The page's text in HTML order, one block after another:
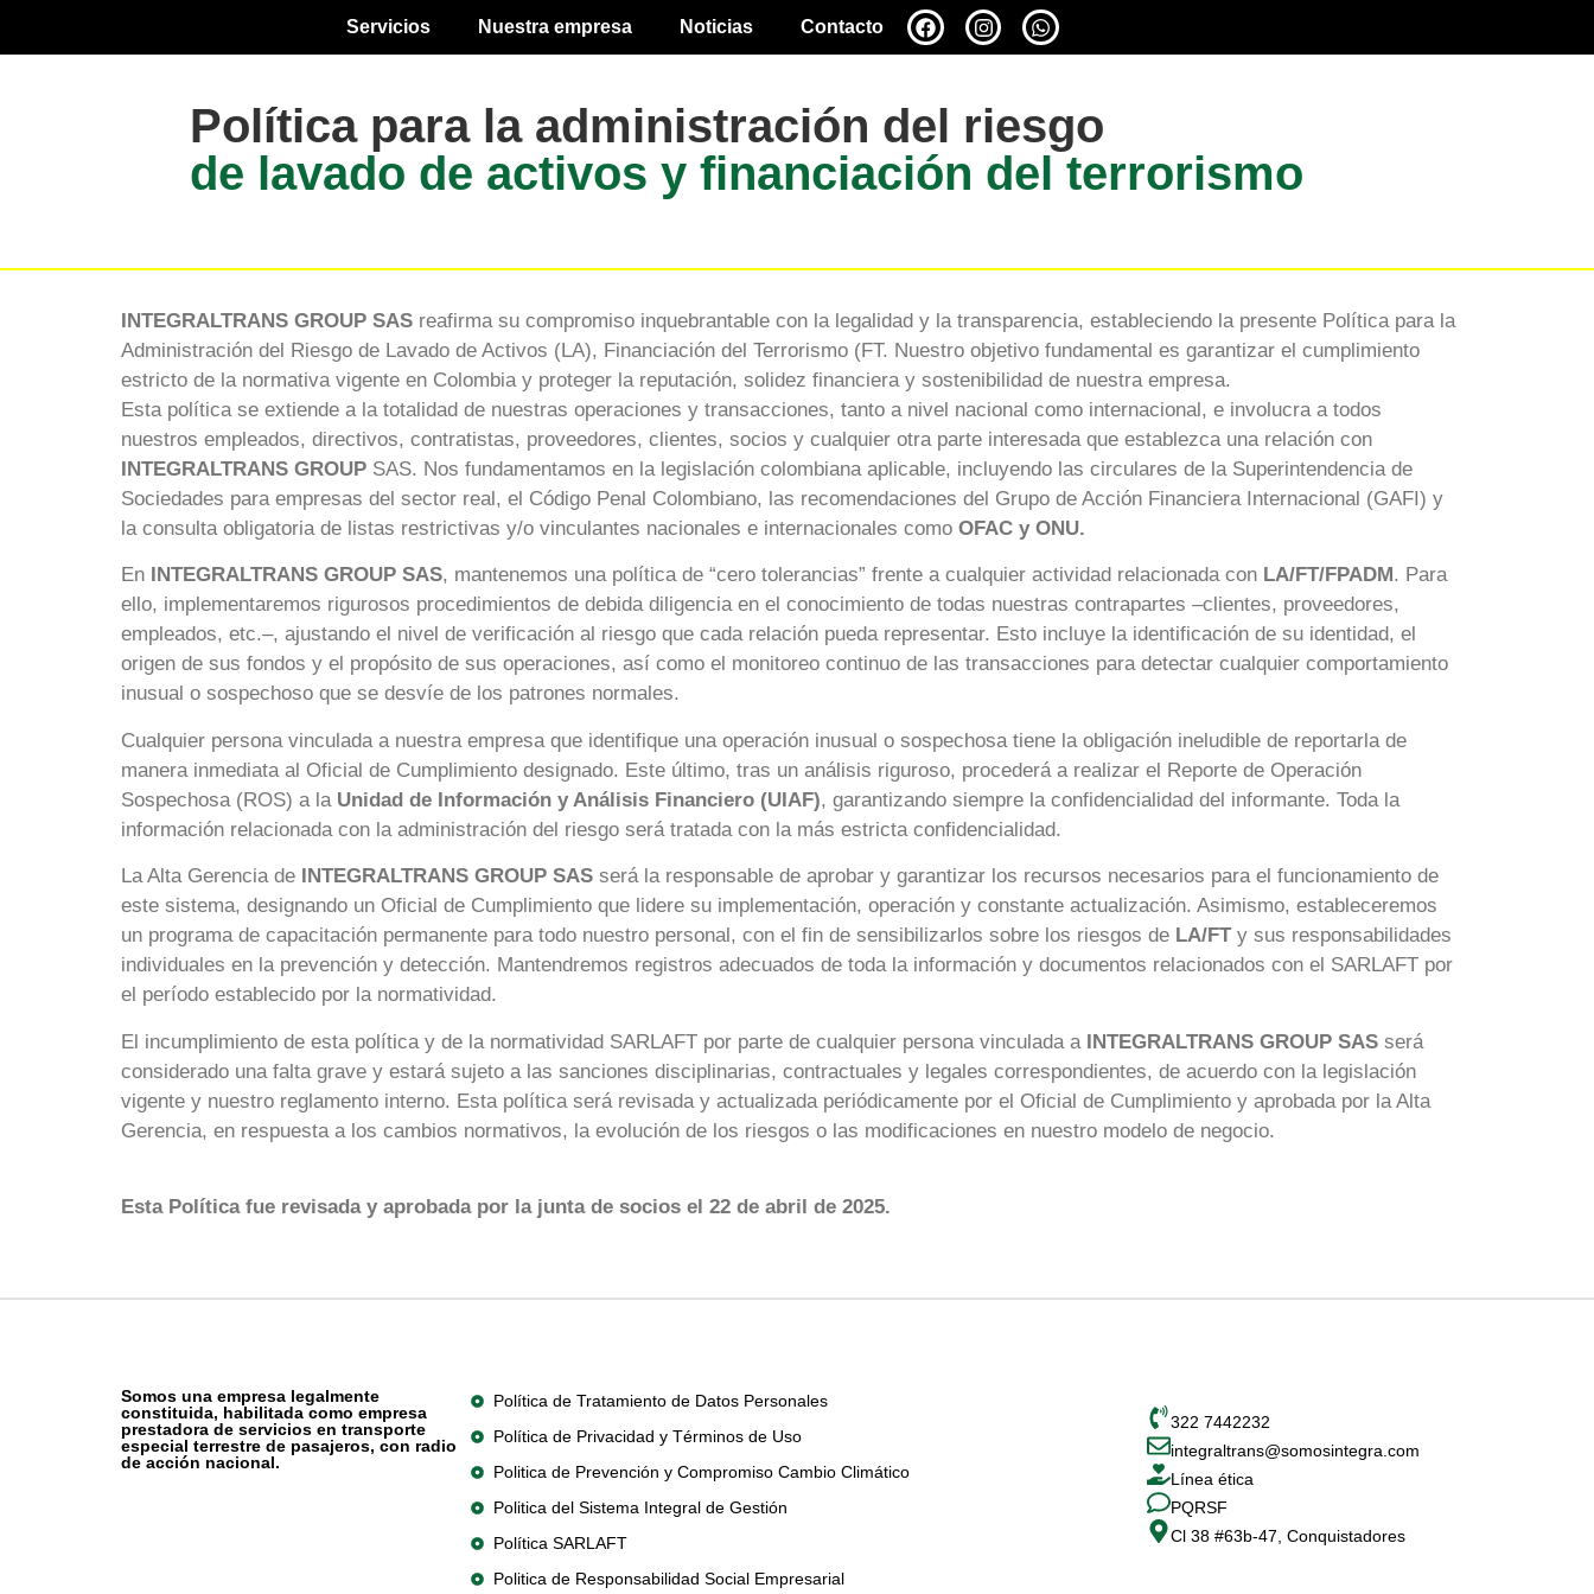
Servicios Nuestra empresa Noticias Contacto
Política para la administración del riesgo
de lavado de activos y financiación del terrorismo
INTEGRALTRANS GROUP SAS reafirma su compromiso inquebrantable con la legalidad y la transparencia, estableciendo la presente Política para la
Administración del Riesgo de Lavado de Activos (LA), Financiación del Terrorismo (FT. Nuestro objetivo fundamental es garantizar el cumplimiento
estricto de la normativa vigente en Colombia y proteger la reputación, solidez financiera y sostenibilidad de nuestra empresa.
Esta política se extiende a la totalidad de nuestras operaciones y transacciones, tanto a nivel nacional como internacional, e involucra a todos
nuestros empleados, directivos, contratistas, proveedores, clientes, socios y cualquier otra parte interesada que establezca una relación con
INTEGRALTRANS GROUP SAS. Nos fundamentamos en la legislación colombiana aplicable, incluyendo las circulares de la Superintendencia de
Sociedades para empresas del sector real, el Código Penal Colombiano, las recomendaciones del Grupo de Acción Financiera Internacional (GAFI) y
la consulta obligatoria de listas restrictivas y/o vinculantes nacionales e internacionales como OFAC y ONU.
En INTEGRALTRANS GROUP SAS, mantenemos una política de “cero tolerancias” frente a cualquier actividad relacionada con LA/FT/FPADM . Para
ello, implementaremos rigurosos procedimientos de debida diligencia en el conocimiento de todas nuestras contrapartes –clientes, proveedores,
empleados, etc.–, ajustando el nivel de verificación al riesgo que cada relación pueda representar. Esto incluye la identificación de su identidad, el
origen de sus fondos y el propósito de sus operaciones, así como el monitoreo continuo de las transacciones para detectar cualquier comportamiento
inusual o sospechoso que se desvíe de los patrones normales.
Cualquier persona vinculada a nuestra empresa que identifique una operación inusual o sospechosa tiene la obligación ineludible de reportarla de
manera inmediata al Oficial de Cumplimiento designado. Este último, tras un análisis riguroso, procederá a realizar el Reporte de Operación
Sospechosa (ROS) a la Unidad de Información y Análisis Financiero (UIAF), garantizando siempre la confidencialidad del informante. Toda la
información relacionada con la administración del riesgo será tratada con la más estricta confidencialidad.
La Alta Gerencia de INTEGRALTRANS GROUP SAS será la responsable de aprobar y garantizar los recursos necesarios para el funcionamiento de
este sistema, designando un Oficial de Cumplimiento que lidere su implementación, operación y constante actualización. Asimismo, estableceremos
un programa de capacitación permanente para todo nuestro personal, con el fin de sensibilizarlos sobre los riesgos de LA/FTy sus responsabilidades
individuales en la prevención y detección. Mantendremos registros adecuados de toda la información y documentos relacionados con el SARLAFT por
el período establecido por la normatividad.
El incumplimiento de esta política y de la normatividad SARLAFT por parte de cualquier persona vinculada a INTEGRALTRANS GROUP SAS será
considerado una falta grave y estará sujeto a las sanciones disciplinarias, contractuales y legales correspondientes, de acuerdo con la legislación
vigente y nuestro reglamento interno. Esta política será revisada y actualizada periódicamente por el Oficial de Cumplimiento y aprobada por la Alta
Gerencia, en respuesta a los cambios normativos, la evolución de los riesgos o las modificaciones en nuestro modelo de negocio.
Esta Política fue revisada y aprobada por la junta de socios el 22 de abril de 2025.
Somos una empresa legalmente
constituida, habilitada como empresa
prestadora de servicios en transporte
especial terrestre de pasajeros, con radio
de acción nacional.
Política de Tratamiento de Datos Personales
Política de Privacidad y Términos de Uso
Politica de Prevención y Compromiso Cambio Climático
Politica del Sistema Integral de Gestión
Política SARLAFT
Politica de Responsabilidad Social Empresarial
322 7442232
integraltrans@somosintegra.com
Línea ética
PQRSF
Cl 38 #63b-47, Conquistadores